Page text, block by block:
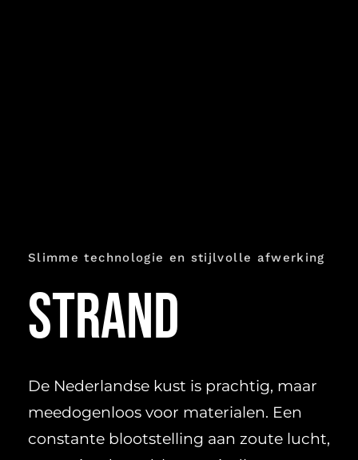
Slimme technologie en stijlvolle afwerking
strand
De Nederlandse kust is prachtig, maar
meedogenloos voor materialen. Een
constante blootstelling aan zoute lucht,